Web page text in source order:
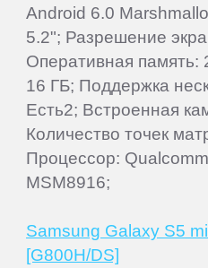
Android 6.0
5.2"; Разрешение
Оперативная память:
16 ГБ; Поддержка
Есть2; Встроенная
Количество точек
Процессор:
MSM8916;
Samsung Galaxy S5
[G800H/DS]